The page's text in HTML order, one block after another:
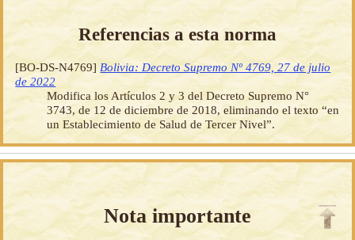
Referencias a esta norma
[BO-DS-N4769] Bolivia: Decreto Supremo Nº 4769, 27 de julio
de 2022
Modifica los Artículos 2 y 3 del Decreto Supremo N°
3743, de 12 de diciembre de 2018, eliminando el texto “en
un Establecimiento de Salud de Tercer Nivel”.
Nota importante